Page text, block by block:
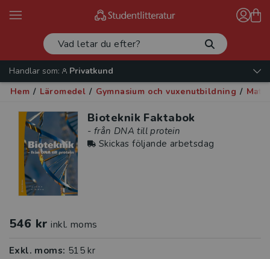
Handlar som:
Privatkund
Hem / Läromedel / Gymnasium och vuxenutbildning /
Bioteknik Faktabok
- från DNA till protein
Skickas följande arbetsdag
546 kr inkl. moms
Exkl. moms: 515 kr